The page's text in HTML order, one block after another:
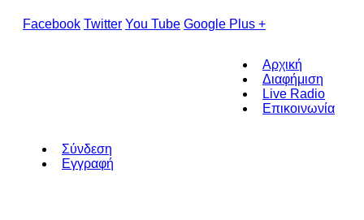
Facebook Twitter You Tube Google Plus +
Αρχική
Διαφήμιση
Live Radio
Επικοινωνία
Σύνδεση
Εγγραφή